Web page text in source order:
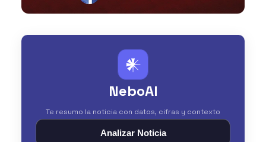
𒀭
NeboAI
Te resumo la noticia con datos, cifras y contexto
Analizar Noticia